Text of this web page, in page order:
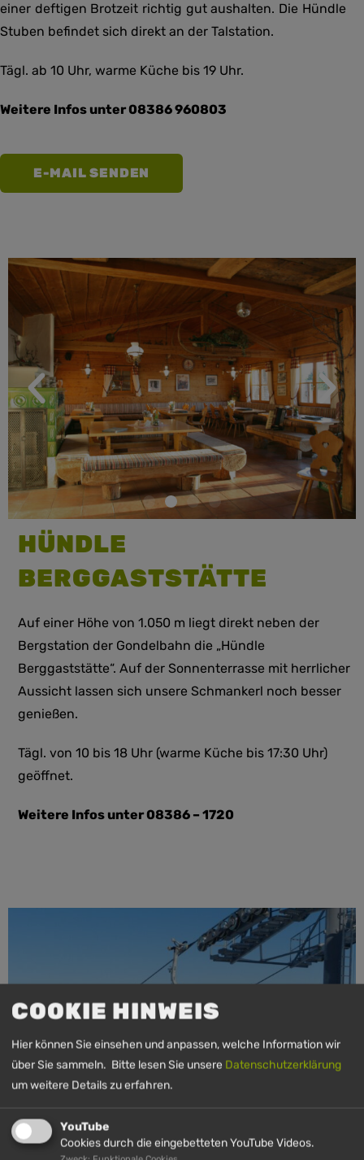
einer deftigen Brotzeit richtig gut aushalten. Die Hündle
Stuben befindet sich direkt an der Talstation.
Tägl. ab 10 Uhr, warme Küche bis 19 Uhr.
Weitere Infos unter 08386 960803
E-MAIL SENDEN
HÜNDLE
BERGGASTSTÄTTE
Auf einer Höhe von 1.050 m liegt direkt neben der
Bergstation der Gondelbahn die „Hündle
Berggaststätte“. Auf der Sonnenterrasse mit herrlicher
Aussicht lassen sich unsere Schmankerl noch besser
genießen.
Tägl. von 10 bis 18 Uhr (warme Küche bis 17:30 Uhr)
geöffnet.
Weitere Infos unter 08386 – 1720
COOKIE HINWEIS
Hier können Sie einsehen und anpassen, welche Information wir
über Sie sammeln. Bitte lesen Sie unsere Datenschutzerklärung
um weitere Details zu erfahren.
YouTube
Cookies durch die eingebetteten YouTube Videos.